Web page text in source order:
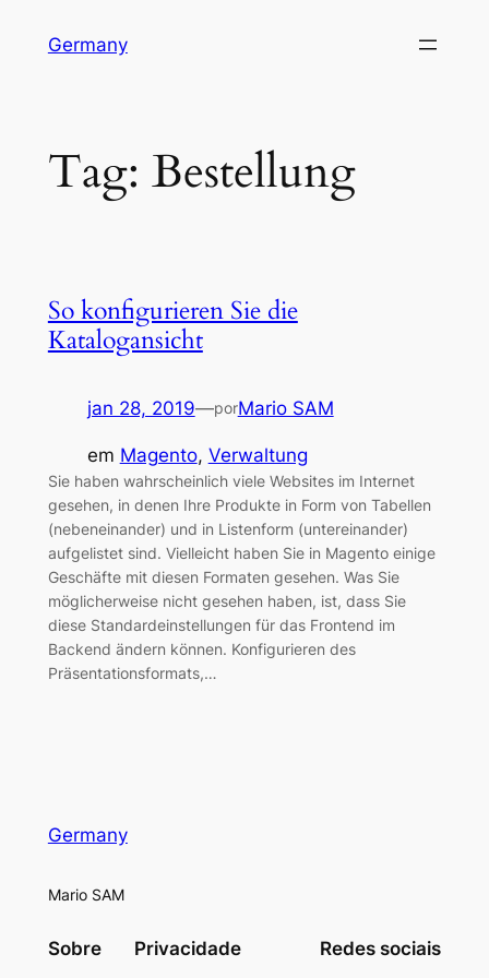
Germany
Tag: Bestellung
So konfigurieren Sie die
Katalogansicht
jan 28, 2019—porMario SAM
em Magento, Verwaltung
Sie haben wahrscheinlich viele Websites im Internet
gesehen, in denen Ihre Produkte in Form von Tabellen
(nebeneinander) und in Listenform (untereinander)
aufgelistet sind. Vielleicht haben Sie in Magento einige
Geschäfte mit diesen Formaten gesehen. Was Sie
möglicherweise nicht gesehen haben, ist, dass Sie
diese Standardeinstellungen für das Frontend im
Backend ändern können. Konfigurieren des
Präsentationsformats,…
Germany
Mario SAM
Sobre Privacidade Redes sociais